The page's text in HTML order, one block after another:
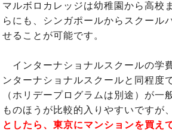
マルボロカレッジは幼稚園から高校
らにも、シンガポールからスクール
せることが可能です。
インターナショナルスクールの学
ンターナショナルスクールと同程度
（ホリデープログラムは別途）が一
ものほうが比較的入りやすいですが、
としたら、東京にマンションを買え